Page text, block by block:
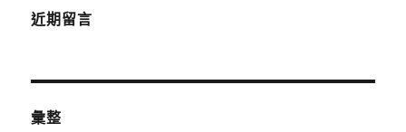
近期留言
彙整